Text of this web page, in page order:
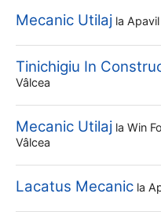
Mecanic Utilaj la Apavil
Tinichigiu In
Vâlcea
Mecanic Utilaj la Win
Vâlcea
Lacatus Mecanic la